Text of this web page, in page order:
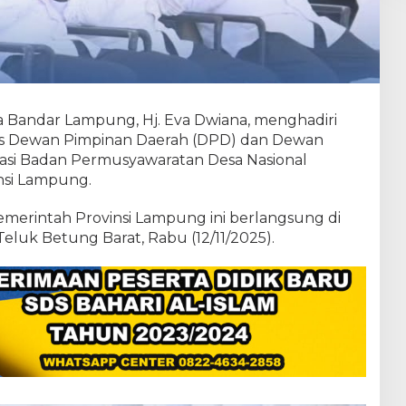
u
k
n
P
e
g
r
u
A
B
P
E
A
Bandar Lampung, Hj. Eva Dwiana, menghadiri
Pimpinan Daerah (DPD) dan Dewan
Badan Permusyawaratan Desa Nasional
Lampung.
Provinsi Lampung ini berlangsung di
Betung Barat, Rabu (12/11/2025).